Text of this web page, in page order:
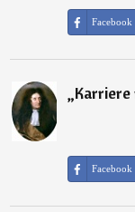
Facebook
„Karriere
Facebook